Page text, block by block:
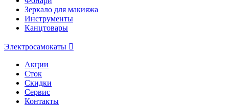
Зеркало для макияжа
Инструменты
Канцтовары
Электросамокаты
Акции
Сток
Скидки
Сервис
Контакты